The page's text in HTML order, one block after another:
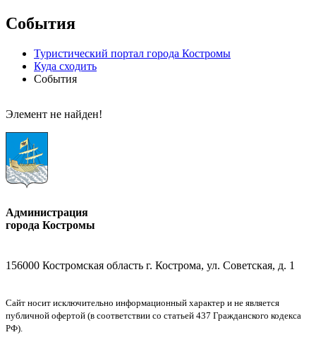
События
Туристический портал города Костромы
Куда сходить
События
Элемент не найден!
Администрация
города Костромы
156000 Костромская область г. Кострома, ул. Советская, д. 1
Сайт носит исключительно информационный характер и не является
публичной офертой (в соответствии со статьей 437 Гражданского кодекса
РФ).